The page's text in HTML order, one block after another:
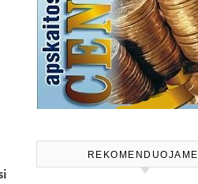
REKOMENDUOJAME